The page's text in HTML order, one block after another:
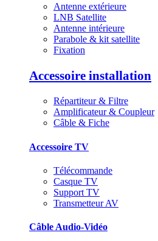
Antenne extérieure
LNB Satellite
Antenne intérieure
Parabole & kit satellite
Fixation
Accessoire installation
Répartiteur & Filtre
Amplificateur & Coupleur
Câble & Fiche
Accessoire TV
Télécommande
Casque TV
Support TV
Transmetteur AV
Câble Audio-Vidéo